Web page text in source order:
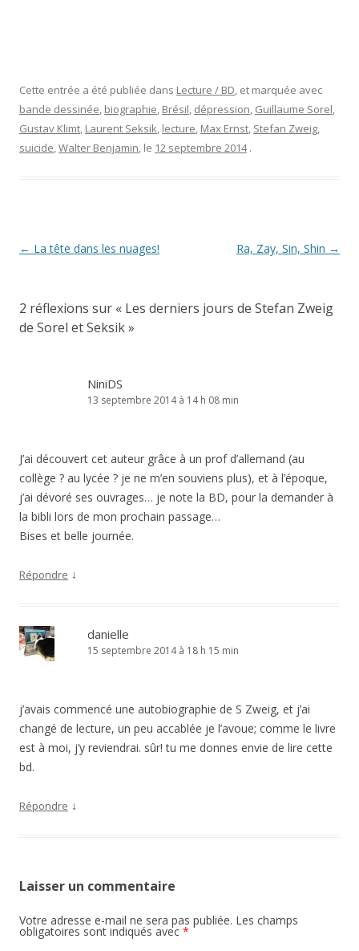
Cette entrée a été publiée dans Lecture / BD, et marquée avec
bande dessinée, biographie, Brésil, dépression, Guillaume Sorel,
Gustav Klimt, Laurent Seksik, lecture, Max Ernst, Stefan Zweig,
suicide,Walter Benjamin, le 12 septembre 2014 .
Navigation
← La tête dans les nuages! Ra, Zay, Sin, Shin →
2 réflexions sur « Les derniers jours de Stefan Zweig
de Sorel et Seksik»
NiniDS
13 septembre 2014 à 14 h 08 min
J’ai découvert cet auteur grâce à un prof d’allemand (au
collège ? au lycée ? je ne m’en souviens plus), et à l’époque,
j’ai dévoré ses ouvrages… je note la BD, pour la demander à
la bibli lors de mon prochain passage…
Bises et belle journée.
Répondre ↓
danielle
15 septembre 2014 à 18 h 15 min
j’avais commencé une autobiographie de S Zweig, et j’ai
changé de lecture, un peu accablée je l’avoue; comme le livre
est à moi, j’y reviendrai. sûr! tu me donnes envie de lire cette
bd.
Répondre ↓
Laisser un commentaire
Votre adresse e-mail ne sera pas publiée. Les champs
obligatoires sont indiqués avec *